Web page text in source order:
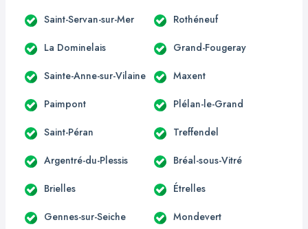
Saint-Servan-sur-Mer Rothéneuf
La Dominelais Grand-Fougeray
Sainte-Anne-sur-Vilaine Maxent
Paimpont Plélan-le-Grand
Saint-Péran Treffendel
Argentré-du-Plessis Bréal-sous-Vitré
Brielles Étrelles
Gennes-sur-Seiche Mondevert